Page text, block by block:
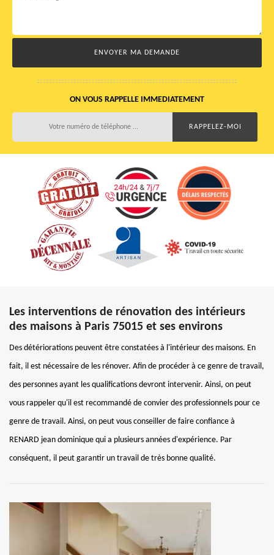
ON VOUS RAPPELLE IMMEDIATEMENT
Les interventions de rénovation des intérieurs
des maisons à Paris 75015 et ses environs
Des détériorations peuvent être constatées à l'intérieur des maisons. En
fait, il est nécessaire de les rénover. Afin de procéder à ce genre de travail,
des personnes ayant les qualifications devront intervenir. Ainsi, on peut
vous rappeler qu'il est recommandé de convier des professionnels pour ce
genre de travail. Ainsi, on peut vous conseiller de faire confiance à
RENARD jean dominique qui a plusieurs années d'expérience. Par
conséquent, il peut garantir un travail de très bonne qualité.